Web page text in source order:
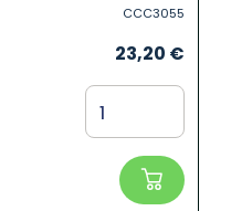
CCC3055
23,20 €